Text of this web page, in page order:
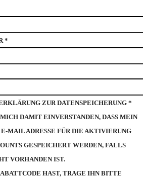
*
ZUR DATENSPEICHERUNG *
DAMIT EINVERSTANDEN, DASS MEIN
MAIL ADRESSE FÜR DIE AKTIVIERUNG
GESPEICHERT WERDEN, FALLS
VORHANDEN IST.
HAST, TRAGE IHN BITTE